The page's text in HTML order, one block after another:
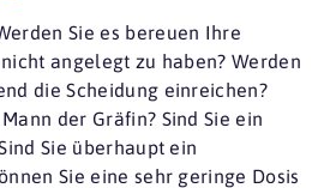
Sie es bereuen Ihre
angelegt zu haben? Werden
die Scheidung einreichen?
der Gräfin? Sind Sie ein
Sie überhaupt ein
Sie eine sehr geringe Dosis